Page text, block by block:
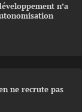
n’a
ne recrute pas